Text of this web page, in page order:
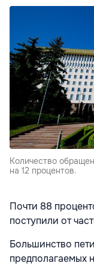
Количество
на 12 процентов.
Почти 88
поступили от
Большинство
предполагаемых